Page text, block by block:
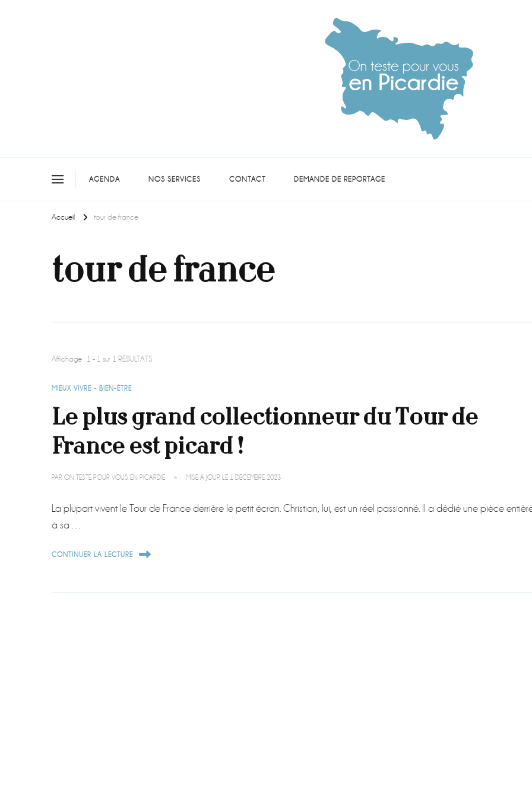
AGENDA NOS SERVICES CONTACT DEMANDE DE REPORTAGE
Accueil tour de france
tour de france
Affichage : 1 - 1 sur 1 RÉSULTATS
MIEUX VIVRE - BIEN-ÊTRE
Le plus grand collectionneur du Tour de
France est picard !
PARON TESTE POUR VOUS EN PICARDIE MISE À JOUR LE 1 DÉCEMBRE 2023
La plupart vivent le Tour de France derrière le petit écran. Christian, lui, est un réel passionné. Il a dédié une pièce
à sa …
CONTINUER LA LECTURE